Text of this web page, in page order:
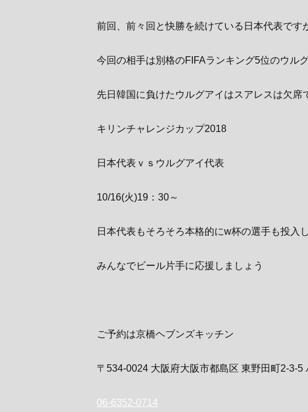
前回、前々回と快勝を続けている日本代表です
今回の相手は別格のFIFAランキング5位のウル
先日韓国に負けたウルグアイはスアレスは欠
キリンチャレンジカップ2018
日本代表ｖｓウルグアイ代表
10/16(火)19：30～
日本代表もそろそろ本格的にw杯の選手も投入
みんなでビール片手に応援しましょう
ご予約は京橋ヘブンズキッチン
〒534-0024 大阪府大阪市都島区 東野田町2-3-5
06-6352-0714